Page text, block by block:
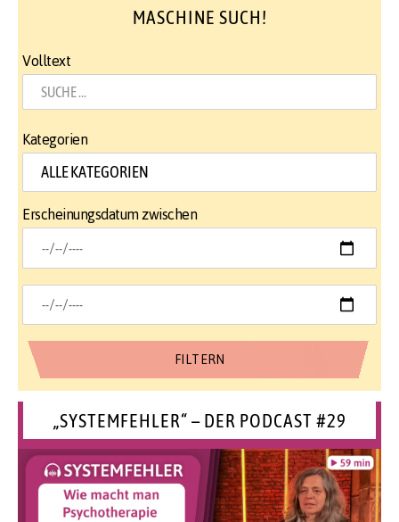
MASCHINE SUCH!
Volltext
Kategorien
Erscheinungsdatum zwischen
„SYSTEMFEHLER“ – DER PODCAST #29